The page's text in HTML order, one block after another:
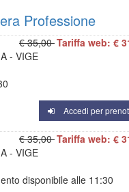
Professione
€ 35,00Tariffa web: €
- VIGE
Accedi per
€ 35,00Tariffa web: €
- VIGE
disponibile alle 11:30